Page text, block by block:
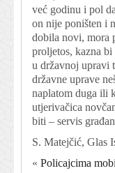
već godinu i pol
on nije poništen i
dobila novi, mora
proljetos, kazna
u državnoj upravi
državne uprave
naplatom duga ili
utjerivačica
biti – servis
S. Matejčić, Glas
« Policajcima